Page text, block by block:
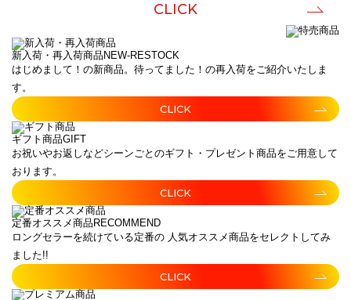
CLICK
新入荷・再入荷商品 NEW-RESTOCK
はじめまして！の新商品。待ってました！の再入荷をご紹介いたしま
す。
CLICK
ギフト商品GIFT
お祝いやお返しなどシーンごとのギフト・プレゼント商品をご用意して
おります。
CLICK
定番オススメ商品 RECOMMEND
ロングセラーを続けている定番の 人気オススメ商品をセレクトしてみ
ました!!
CLICK